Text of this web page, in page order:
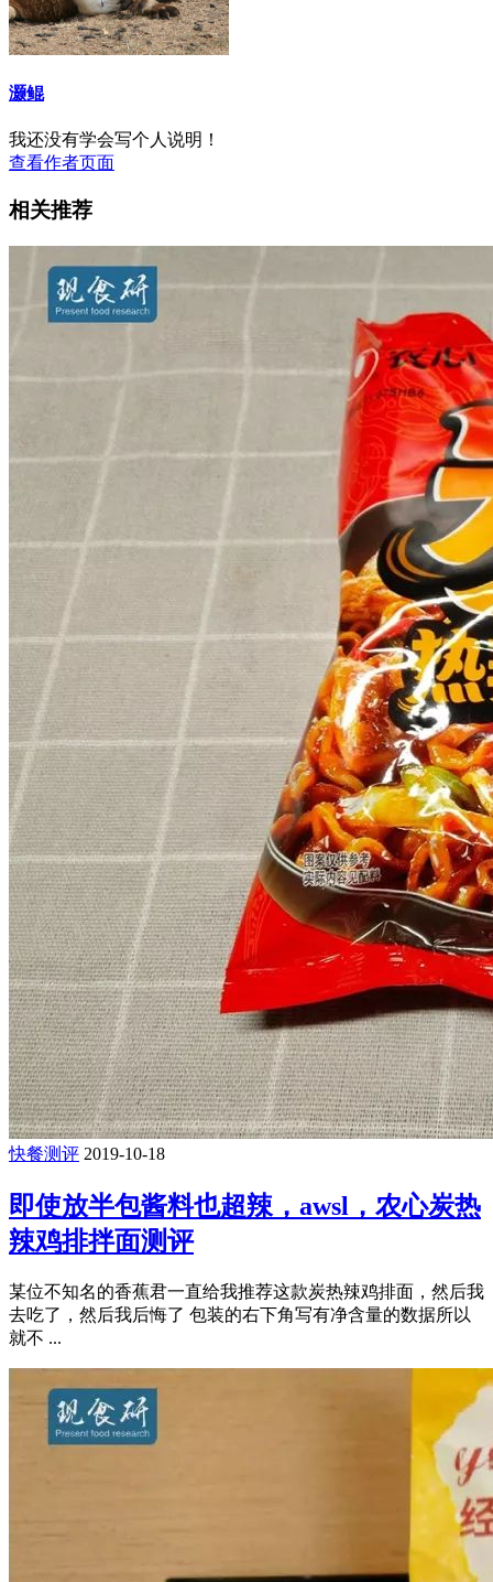
灏鲲
我还没有学会写个人说明！
查看作者页面
相关推荐
快餐测评 2019-10-18
即使放半包酱料也超辣，awsl，农心炭热
辣鸡排拌面测评
某位不知名的香蕉君一直给我推荐这款炭热辣鸡排面，然后我
去吃了，然后我后悔了 包装的右下角写有净含量的数据所以
就不 ...